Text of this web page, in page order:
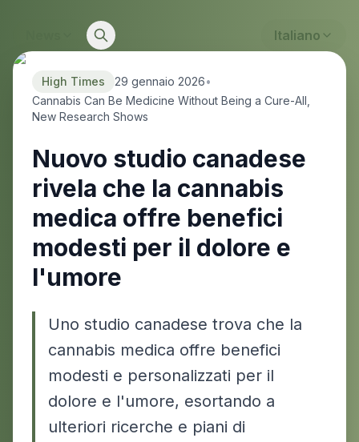
Italiano
High Times 29 gennaio 2026•
Cannabis Can Be Medicine Without Being a Cure-All,
New Research Shows
Nuovo studio canadese
rivela che la cannabis
medica offre benefici
modesti per il dolore e
l'umore
Uno studio canadese trova che la
cannabis medica offre benefici
modesti e personalizzati per il
dolore e l'umore, esortando a
ulteriori ricerche e piani di